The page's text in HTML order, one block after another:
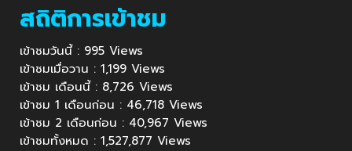
สถิติการเข้าชม
เข้าชมวันนี้ : 995 Views
เข้าชมเมื่อวาน : 1,199 Views
เข้าชม เดือนนี้ : 8,726 Views
เข้าชม 1 เดือนก่อน : 46,718 Views
เข้าชม 2 เดือนก่อน : 40,967 Views
เข้าชมทั้งหมด : 1,527,877 Views